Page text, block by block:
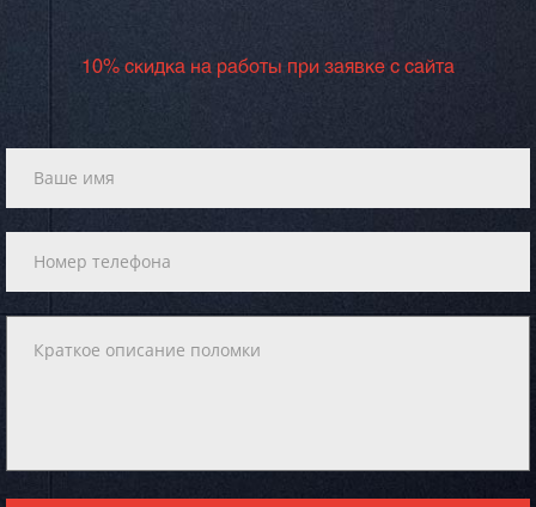
10% скидка на работы при заявке с сайта